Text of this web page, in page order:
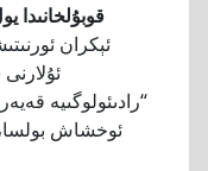
قوبۇلخانىدا
ئېكران
“رادىئولوگىيە
ئوخشاش